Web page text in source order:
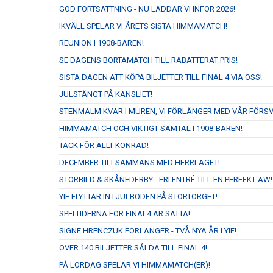
GOD FORTSÄTTNING - NU LADDAR VI INFÖR 2026!
IKVÄLL SPELAR VI ÅRETS SISTA HIMMAMATCH!
REUNION I 1908-BAREN!
SE DAGENS BORTAMATCH TILL RABATTERAT PRIS!
SISTA DAGEN ATT KÖPA BILJETTER TILL FINAL 4 VIA OSS!
JULSTÄNGT PÅ KANSLIET!
STENMALM KVAR I MUREN, VI FÖRLÄNGER MED VÅR
HIMMAMATCH OCH VIKTIGT SAMTAL I 1908-BAREN!
TACK FÖR ALLT KONRAD!
DECEMBER TILLSAMMANS MED HERRLAGET!
STORBILD & SKÅNEDERBY - FRI ENTRÉ TILL EN PERFEKT AW!
YIF FLYTTAR IN I JULBODEN PÅ STORTORGET!
SPELTIDERNA FÖR FINAL4 ÄR SATTA!
SIGNE HRENCZUK FÖRLÄNGER - TVÅ NYA ÅR I YIF!
ÖVER 140 BILJETTER SÅLDA TILL FINAL 4!
PÅ LÖRDAG SPELAR VI HIMMAMATCH(ER)!